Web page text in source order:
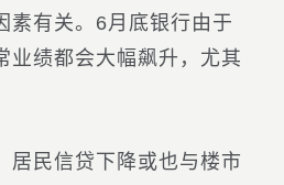
素有关。6月底银行由于
业绩都会大幅飙升，尤其
民信贷下降或也与楼市